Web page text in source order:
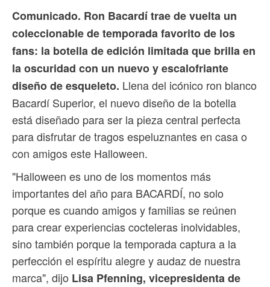
Comunicado. Ron Bacardí trae de vuelta un
coleccionable de temporada favorito de los
fans: la botella de edición limitada que brilla en
la oscuridad con un nuevo y escalofriante
diseño de esqueleto. Llena del icónico ron blanco
Bacardí Superior, el nuevo diseño de la botella
está diseñado para ser la pieza central perfecta
para disfrutar de tragos espeluznantes en casa o
con amigos este Halloween.
"Halloween es uno de los momentos más
importantes del año para BACARDÍ, no solo
porque es cuando amigos y familias se reúnen
para crear experiencias cocteleras inolvidables,
sino también porque la temporada captura a la
perfección el espíritu alegre y audaz de nuestra
marca", dijo Lisa Pfenning, vicepresidenta de